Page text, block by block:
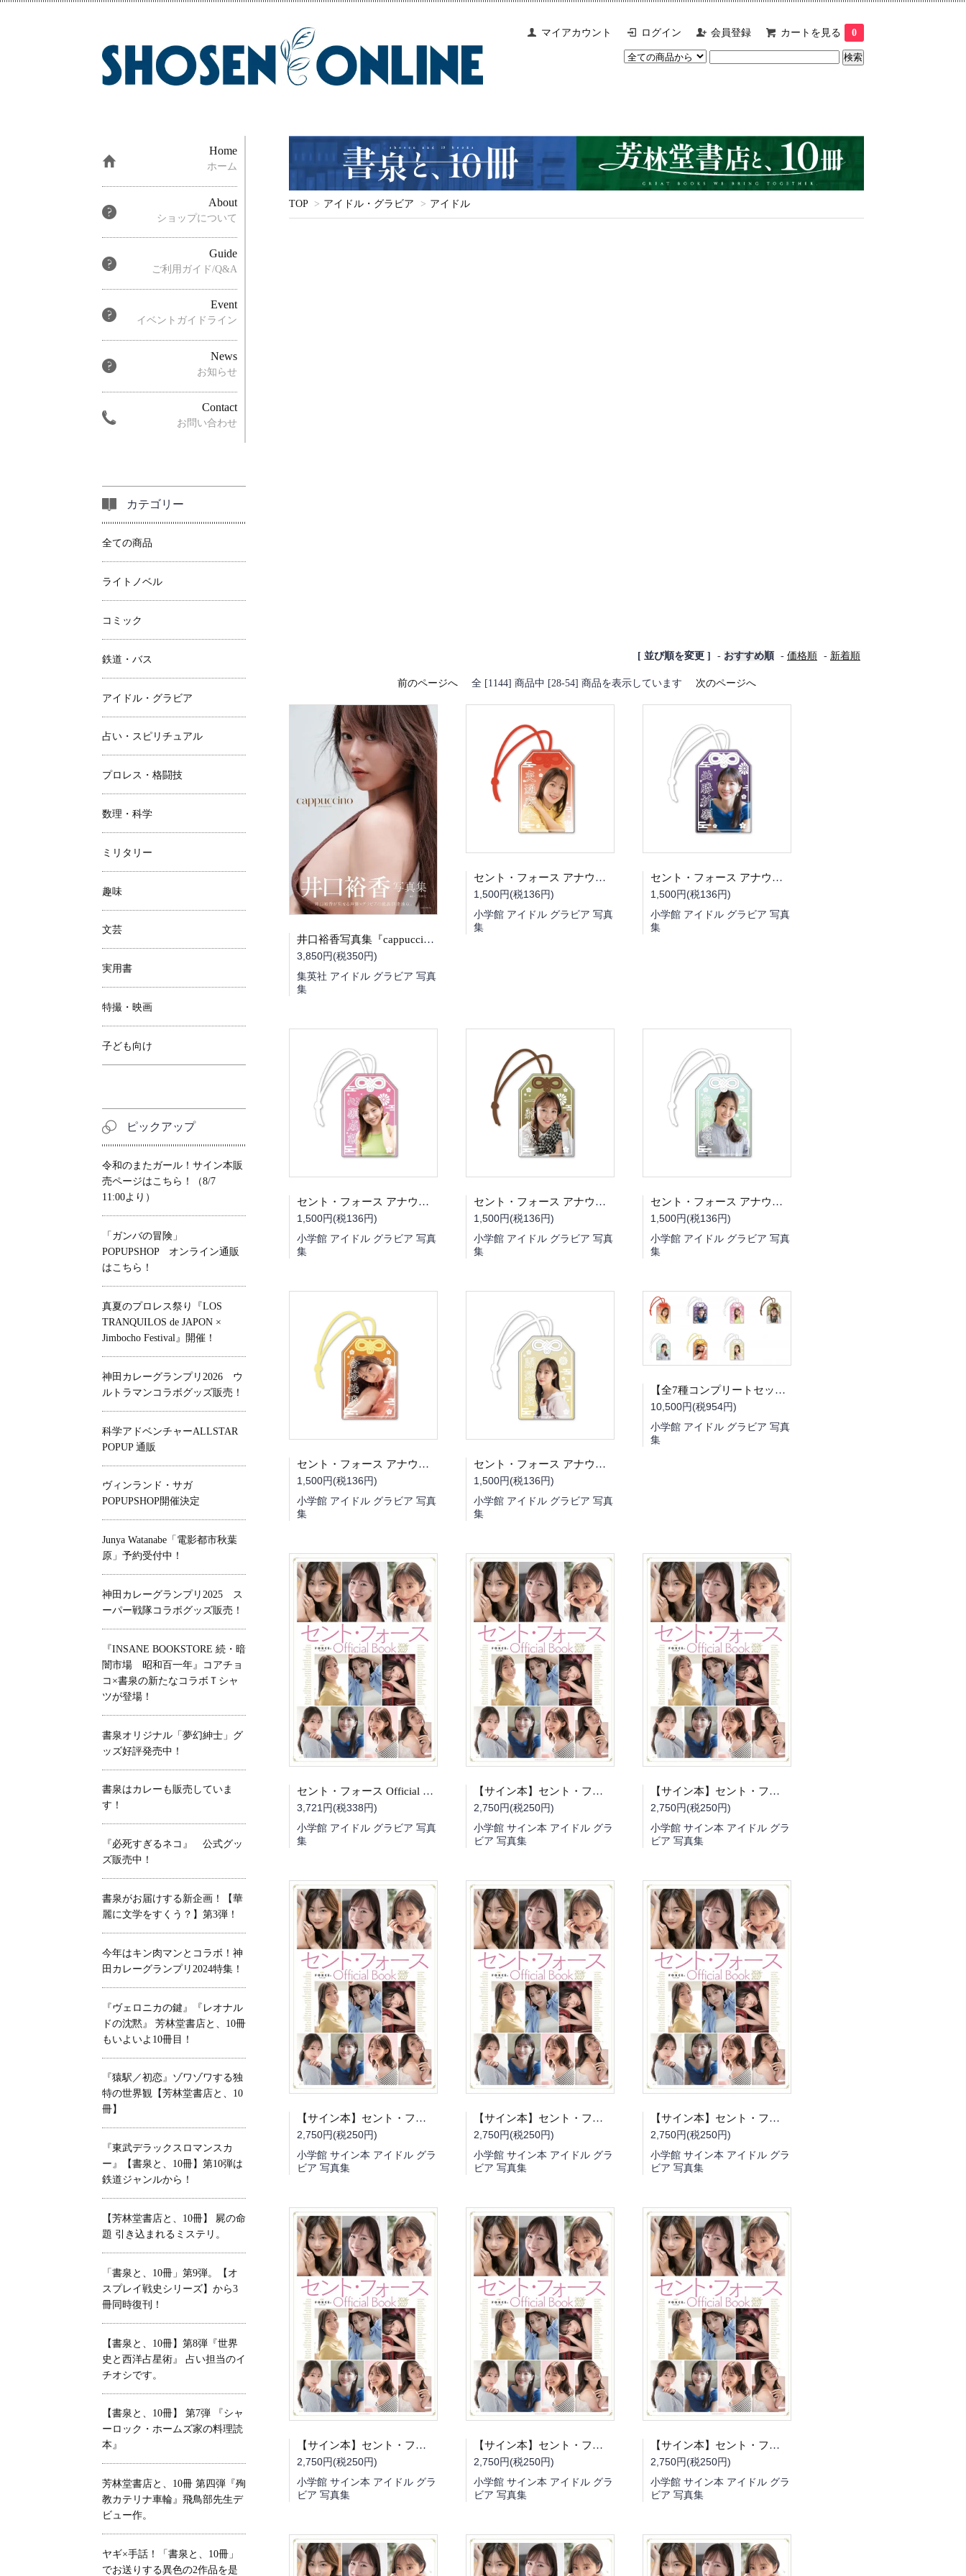
マイアカウント ログイン 会員登録 カートを見る 0
TOP > アイドル・グラビア > アイドル
[ 並び順を変更 ] - おすすめ順 - 価格順 - 新着順
前のページへ 全 [1144] 商品中 [28-54] 商品を表示しています 次のページへ
井口裕香写真集『cappuccino』
3,850円(税350円)
集英社 アイドル グラビア 写真
集
セント・フォース アナウンサーお守り（阿部華也子さん）
1,500円(税136円)
小学館 アイドル グラビア 写真
集
セント・フォース アナウンサーお守り（山本里菜さん）
1,500円(税136円)
小学館 アイドル グラビア 写真
集
セント・フォース アナウンサーお守り（後藤楽々さん）
1,500円(税136円)
小学館 アイドル グラビア 写真
集
セント・フォース アナウンサーお守り（森千晴さん）
1,500円(税136円)
小学館 アイドル グラビア 写真
集
セント・フォース アナウンサーお守り（潮紗理菜さん）
1,500円(税136円)
小学館 アイドル グラビア 写真
集
セント・フォース アナウンサーお守り（田?さくらさん）
1,500円(税136円)
小学館 アイドル グラビア 写真
集
セント・フォース アナウンサーお守り（林佑香さん）
1,500円(税136円)
小学館 アイドル グラビア 写真
集
【全7種コンプリートセット】セント・フォース アナウンサーお守り
10,500円(税954円)
小学館 アイドル グラビア 写真
集
セント・フォース Official Book 2026-2027（書泉限定 冊子版・通常版）&セント・フォース うまい棒 30本入つき
3,721円(税338円)
小学館 アイドル グラビア 写真
集
【サイン本】セント・フォース Official Book 2026-2027（書泉限定 冊子版・鷲見玲奈さんサイン入り）
2,750円(税250円)
小学館 サイン本 アイドル グラ
ビア 写真集
【サイン本】セント・フォース Official Book 2026-2027（書泉限定 冊子版・神田愛花さんサイン入り）
2,750円(税250円)
小学館 サイン本 アイドル グラ
ビア 写真集
【サイン本】セント・フォース Official Book 2026-2027（書泉限定 冊子版・潮紗理菜さんサイン入り）
2,750円(税250円)
小学館 サイン本 アイドル グラ
ビア 写真集
【サイン本】セント・フォース Official Book 2026-2027（書泉限定 冊子版・新井恵里那さんサイン入り）
2,750円(税250円)
小学館 サイン本 アイドル グラ
ビア 写真集
【サイン本】セント・フォース Official Book 2026-2027（書泉限定 冊子版・阿部華也子さんサイン入り）
2,750円(税250円)
小学館 サイン本 アイドル グラ
ビア 写真集
【サイン本】セント・フォース Official Book 2026-2027（書泉限定 冊子版・山本里菜さんサイン入り）
2,750円(税250円)
小学館 サイン本 アイドル グラ
ビア 写真集
【サイン本】セント・フォース Official Book 2026-2027（書泉限定 冊子版・林佑香さんサイン入り）
2,750円(税250円)
小学館 サイン本 アイドル グラ
ビア 写真集
【サイン本】セント・フォース Official Book 2026-2027（書泉限定 冊子版・川田裕美さんサイン入り）
2,750円(税250円)
小学館 サイン本 アイドル グラ
ビア 写真集
Home
ホーム
About
ショップについて
Guide
ご利用ガイド/Q&A
Event
イベントガイドライン
News
お知らせ
Contact
お問い合わせ
カテゴリー
全ての商品
ライトノベル
コミック
鉄道・バス
アイドル・グラビア
占い・スピリチュアル
プロレス・格闘技
数理・科学
ミリタリー
趣味
文芸
実用書
特撮・映画
子ども向け
ピックアップ
令和のまたガール！サイン本販
売ページはこちら！（8/7
11:00より）
「ガンバの冒険」
POPUPSHOP オンライン通販
はこちら！
真夏のプロレス祭り『LOS
TRANQUILOS de JAPON ×
Jimbocho Festival』開催！
神田カレーグランプリ2026 ウ
ルトラマンコラボグッズ販売！
科学アドベンチャーALLSTAR
POPUP 通販
ヴィンランド・サガ
POPUPSHOP開催決定
Junya Watanabe「電影都市秋葉
原」予約受付中！
神田カレーグランプリ2025 ス
ーパー戦隊コラボグッズ販売！
『INSANE BOOKSTORE 続・暗
闇市場 昭和百一年』コアチョ
コ×書泉の新たなコラボＴシャ
ツが登場！
書泉オリジナル「夢幻紳士」グ
ッズ好評発売中！
書泉はカレーも販売していま
す！
『必死すぎるネコ』 公式グッ
ズ販売中！
書泉がお届けする新企画！【華
麗に文学をすくう？】第3弾！
今年はキン肉マンとコラボ！神
田カレーグランプリ2024特集！
『ヴェロニカの鍵』『レオナル
ドの沈黙』 芳林堂書店と、10冊
もいよいよ10冊目！
『猿駅／初恋』ゾワゾワする独
特の世界観【芳林堂書店と、10
冊】
『東武デラックスロマンスカ
ー』【書泉と、10冊】第10弾は
鉄道ジャンルから！
【芳林堂書店と、10冊】 屍の命
題 引き込まれるミステリ。
「書泉と、10冊」第9弾。【オ
スプレイ戦史シリーズ】から3
冊同時復刊！
【書泉と、10冊】第8弾『世界
史と西洋占星術』 占い担当のイ
チオシです。
【書泉と、10冊】 第7弾 『シャ
ーロック・ホームズ家の料理読
本』
芳林堂書店と、10冊 第四弾『殉
教カテリナ車輪』飛鳥部先生デ
ビュー作。
ヤギ×手話！「書泉と、10冊」
でお送りする異色の2作品を是